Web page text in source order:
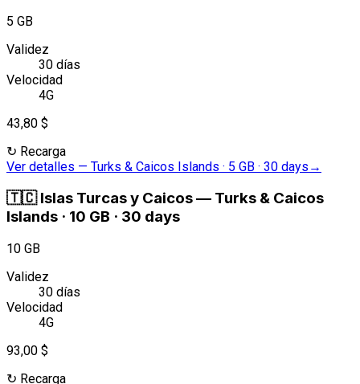
5 GB
Validez
30 días
Velocidad
4G
43,80 $
↻ Recarga
Ver detalles — Turks & Caicos Islands · 5 GB · 30 days →
🇹🇨 Islas Turcas y Caicos— Turks & Caicos
Islands · 10 GB · 30 days
10 GB
Validez
30 días
Velocidad
4G
93,00 $
↻ Recarga